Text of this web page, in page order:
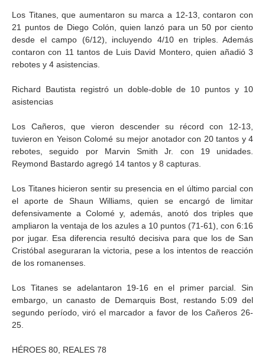
Los Titanes, que aumentaron su marca a 12-13, contaron con
21 puntos de Diego Colón, quien lanzó para un 50 por ciento
desde el campo (6/12), incluyendo 4/10 en triples. Además
contaron con 11 tantos de Luis David Montero, quien añadió 3
rebotes y 4 asistencias.
Richard Bautista registró un doble-doble de 10 puntos y 10
asistencias
Los Cañeros, que vieron descender su récord con 12-13,
tuvieron en Yeison Colomé su mejor anotador con 20 tantos y 4
rebotes, seguido por Marvin Smith Jr. con 19 unidades.
Reymond Bastardo agregó 14 tantos y 8 capturas.
Los Titanes hicieron sentir su presencia en el último parcial con
el aporte de Shaun Williams, quien se encargó de limitar
defensivamente a Colomé y, además, anotó dos triples que
ampliaron la ventaja de los azules a 10 puntos (71-61), con 6:16
por jugar. Esa diferencia resultó decisiva para que los de San
Cristóbal aseguraran la victoria, pese a los intentos de reacción
de los romanenses.
Los Titanes se adelantaron 19-16 en el primer parcial. Sin
embargo, un canasto de Demarquis Bost, restando 5:09 del
segundo período, viró el marcador a favor de los Cañeros 26-
25.
HÉROES 80, REALES 78